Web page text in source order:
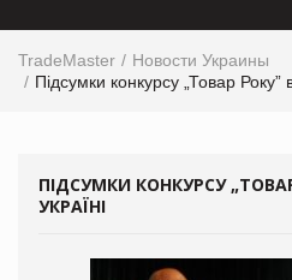
TradeMaster
Новости Украины
Підсумки конкурсу „Товар Року”
ПІДСУМКИ КОНКУРСУ
УКРАЇНІ